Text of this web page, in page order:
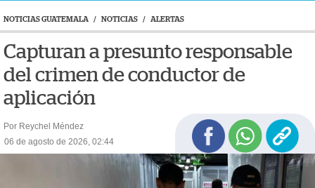
NOTICIAS GUATEMALA / NOTICIAS / ALERTAS
Capturan a presunto responsable
del crimen de conductor de
aplicación
Por Reychel Méndez
06 de agosto de 2026, 02:44